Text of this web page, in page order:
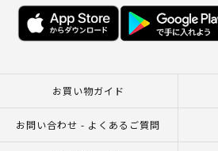
お買い物ガイド
お問い合わせ - よくあるご質問